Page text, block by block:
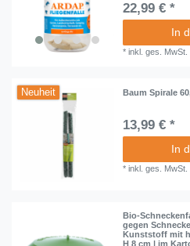
22,99 € *
In
*inkl. ges. MwSt.
Neuheit Baum Spirale
13,99 € *
In
*inkl. ges. MwSt.
Bio-
gegen
Kunststoff mit
H 8 cm | im